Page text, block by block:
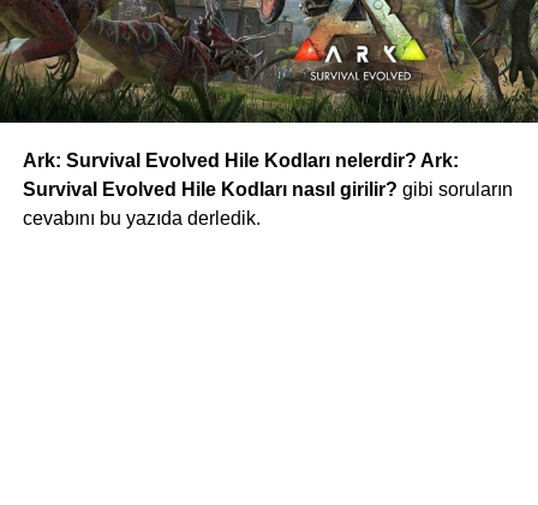
Ark: Survival Evolved Hile Kodları nelerdir? Ark:
Survival Evolved Hile Kodları nasıl girilir? gibi soruların
cevabını bu yazıda derledik.